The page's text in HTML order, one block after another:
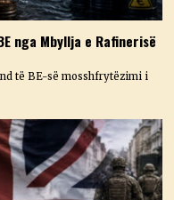
nga Mbyllja e Rafinerisë
të BE-së mosshfrytëzimi i